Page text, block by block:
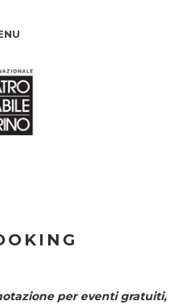
per eventi gratuiti,